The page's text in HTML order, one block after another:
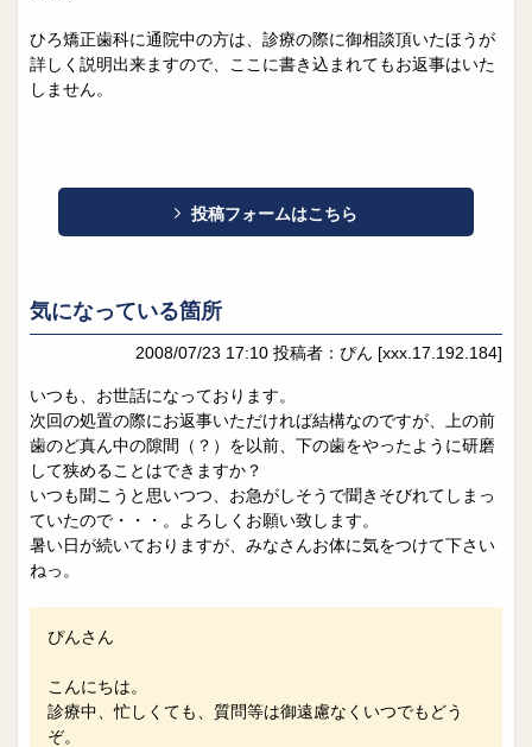
ひろ矯正歯科に通院中の方は、診療の際に御相談頂いたほうが
詳しく説明出来ますので、ここに書き込まれてもお返事はいた
しません。
投稿フォームはこちら
気になっている箇所
2008/07/23 17:10 投稿者：ぴん [xxx.17.192.184]
いつも、お世話になっております。
次回の処置の際にお返事いただければ結構なのですが、上の前
歯のど真ん中の隙間（？）を以前、下の歯をやったように研磨
して狭めることはできますか？
いつも聞こうと思いつつ、お急がしそうで聞きそびれてしまっ
ていたので・・・。よろしくお願い致します。
暑い日が続いておりますが、みなさんお体に気をつけて下さい
ねっ。
ぴんさん
こんにちは。
診療中、忙しくても、質問等は御遠慮なくいつでもどう
ぞ。